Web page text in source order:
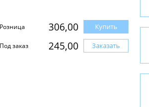
Розница 306,00 Купить
Под заказ 245,00 Заказать